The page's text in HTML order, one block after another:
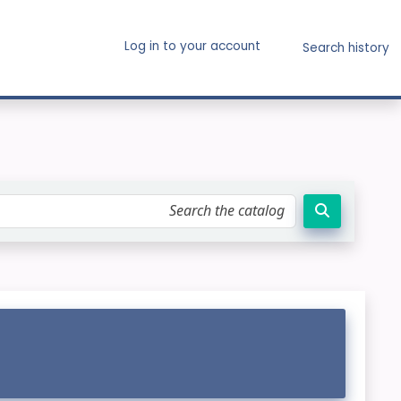
Log in to your account Search history